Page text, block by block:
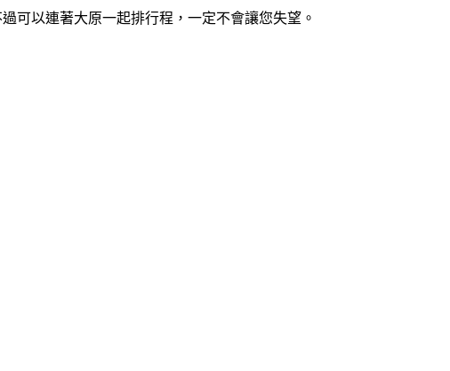
可以連著大原一起排行程，一定不會讓您失望。